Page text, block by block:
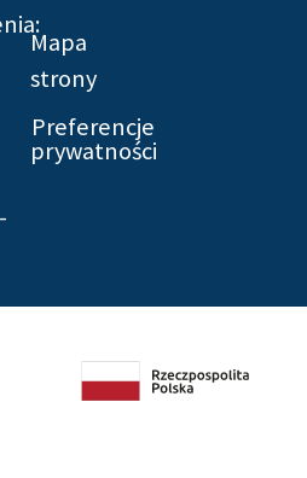
Mapa
strony
Preferencje
prywatności